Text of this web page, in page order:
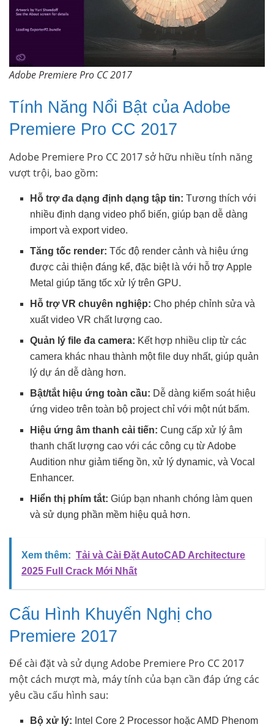
Adobe Premiere Pro CC 2017
Tính Năng Nổi Bật của Adobe
Premiere Pro CC 2017
Adobe Premiere Pro CC 2017 sở hữu nhiều tính năng
vượt trội, bao gồm:
Hỗ trợ đa dạng định dạng tập tin: Tương thích với
nhiều định dạng video phổ biến, giúp bạn dễ dàng
import và export video.
Tăng tốc render: Tốc độ render cảnh và hiệu ứng
được cải thiện đáng kể, đặc biệt là với hỗ trợ Apple
Metal giúp tăng tốc xử lý trên GPU.
Hỗ trợ VR chuyên nghiệp: Cho phép chỉnh sửa và
xuất video VR chất lượng cao.
Quản lý file đa camera: Kết hợp nhiều clip từ các
camera khác nhau thành một file duy nhất, giúp quản
lý dự án dễ dàng hơn.
Bật/tắt hiệu ứng toàn cầu: Dễ dàng kiểm soát hiệu
ứng video trên toàn bộ project chỉ với một nút bấm.
Hiệu ứng âm thanh cải tiến: Cung cấp xử lý âm
thanh chất lượng cao với các công cụ từ Adobe
Audition như giảm tiếng ồn, xử lý dynamic, và Vocal
Enhancer.
Hiển thị phím tắt: Giúp bạn nhanh chóng làm quen
và sử dụng phần mềm hiệu quả hơn.
Xem thêm: Tải và Cài Đặt AutoCAD Architecture
2025 Full Crack Mới Nhất
Cấu Hình Khuyến Nghị cho
Premiere 2017
Để cài đặt và sử dụng Adobe Premiere Pro CC 2017
một cách mượt mà, máy tính của bạn cần đáp ứng các
yêu cầu cấu hình sau:
Bộ xử lý: Intel Core 2 Processor hoặc AMD Phenom